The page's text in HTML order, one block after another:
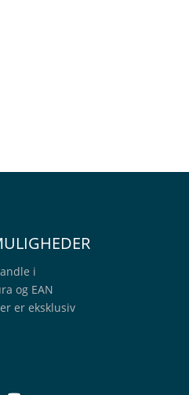
i
og EAN
er eksklusiv